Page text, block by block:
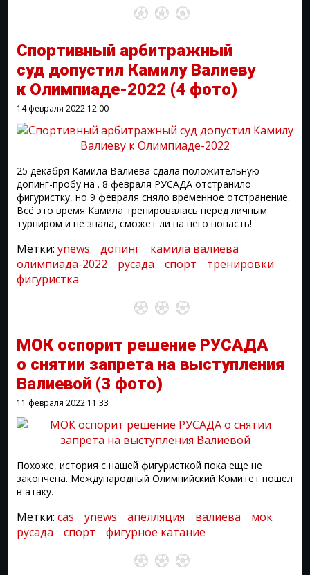
Спортивный арбитражный
суд допустил Камилу Валиеву
к Олимпиаде-2022 (4 фото)
14 февраля 2022 12:00
25 декабря Камила Валиева сдала положительную
допинг-пробу на . 8 февраля РУСАДА отстранило
фигуристку, но 9 февраля сняло временное отстранение.
Всё это время Камила тренировалась перед личным
турниром и не знала, сможет ли на него попасть!
Метки: ynews допинг
камила валиева
олимпиада-2022
русада спорт
тренировки
фигуристка
МОК оспорит решение РУСАДА
о снятии запрета на выступления
Валиевой (3 фото)
11 февраля 2022 11:33
Похоже, история с нашей фигуристкой пока еще не
закончена. Международный Олимпийский Комитет пошел
в атаку.
Метки: cas ynews апелляция валиева
мок
русада
спорт фигурное катание